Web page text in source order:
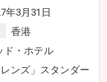
年3月31日
香港
ド・ホテル
レンズ」スタンダー